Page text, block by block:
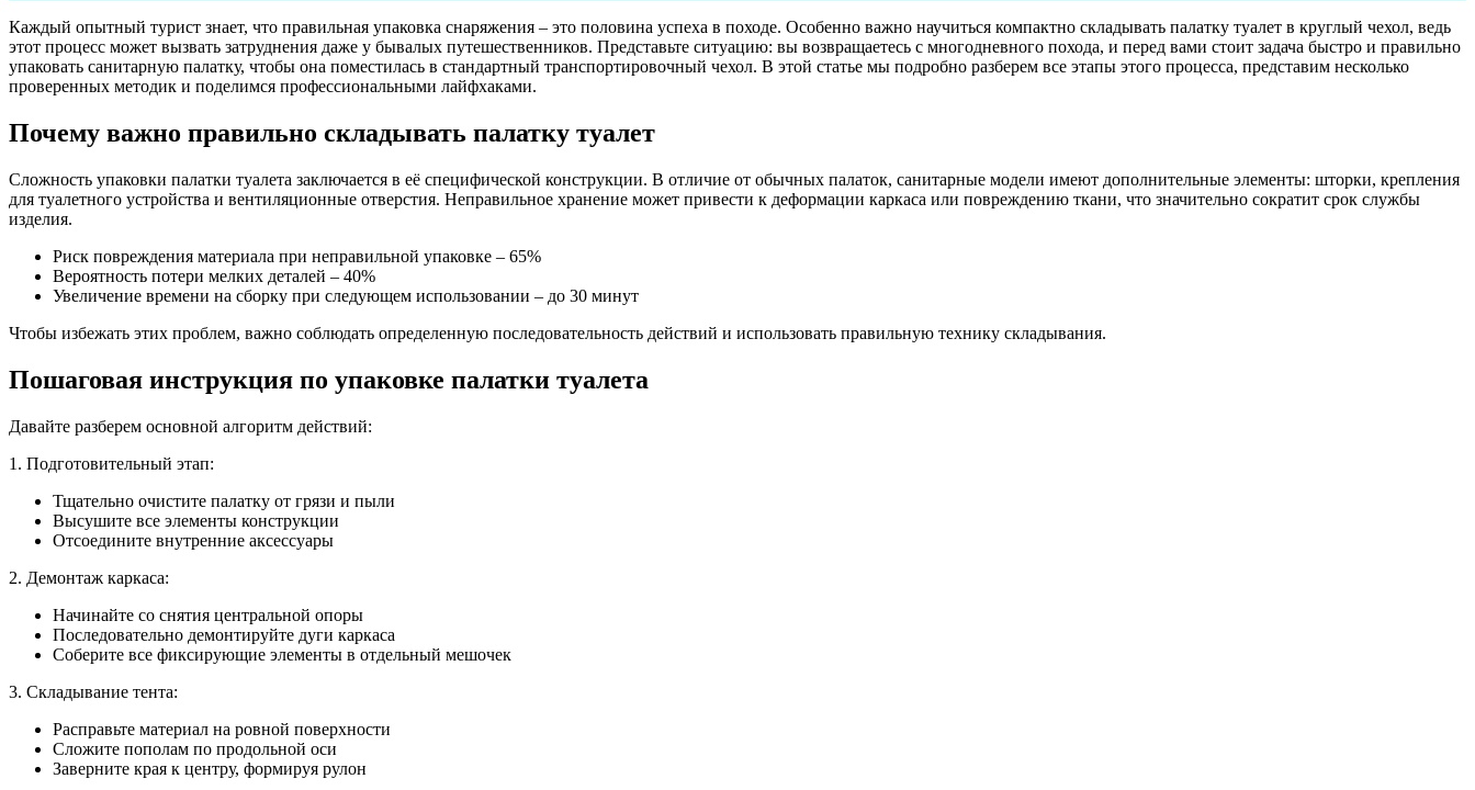
Каждый опытный турист знает, что правильная упаковка снаряжения – это половина успеха в походе. Особенно важно научиться компактно складывать палатку туалет в круглый чехол, ведь
этот процесс может вызвать затруднения даже у бывалых путешественников. Представьте ситуацию: вы возвращаетесь с многодневного похода, и перед вами стоит задача быстро и правильно
упаковать санитарную палатку, чтобы она поместилась в стандартный транспортировочный чехол. В этой статье мы подробно разберем все этапы этого процесса, представим несколько
проверенных методик и поделимся профессиональными лайфхаками.
Почему важно правильно складывать палатку туалет
Сложность упаковки палатки туалета заключается в её специфической конструкции. В отличие от обычных палаток, санитарные модели имеют дополнительные элементы: шторки, крепления
для туалетного устройства и вентиляционные отверстия. Неправильное хранение может привести к деформации каркаса или повреждению ткани, что значительно сократит срок службы
изделия.
Риск повреждения материала при неправильной упаковке – 65%
Вероятность потери мелких деталей – 40%
Увеличение времени на сборку при следующем использовании – до 30 минут
Чтобы избежать этих проблем, важно соблюдать определенную последовательность действий и использовать правильную технику складывания.
Пошаговая инструкция по упаковке палатки туалета
Давайте разберем основной алгоритм действий:
1. Подготовительный этап:
Тщательно очистите палатку от грязи и пыли
Высушите все элементы конструкции
Отсоедините внутренние аксессуары
2. Демонтаж каркаса:
Начинайте со снятия центральной опоры
Последовательно демонтируйте дуги каркаса
Соберите все фиксирующие элементы в отдельный мешочек
3. Складывание тента:
Расправьте материал на ровной поверхности
Сложите пополам по продольной оси
Заверните края к центру, формируя рулон